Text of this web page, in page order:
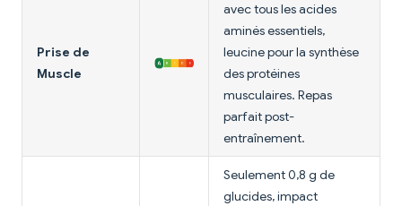
Prise de
Muscle
avec tous les acides
aminés essentiels,
leucine pour la synthèse
des protéines
musculaires. Repas
parfait post-
entraînement.
Seulement 0,8 g de
glucides, impact